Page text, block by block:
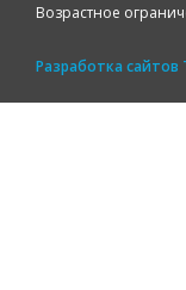
Возрастное
Разработка сайтов